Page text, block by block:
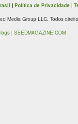
| Política de Privacidade |
Media Group LLC. Todos
| SEEDMAGAZINE.COM